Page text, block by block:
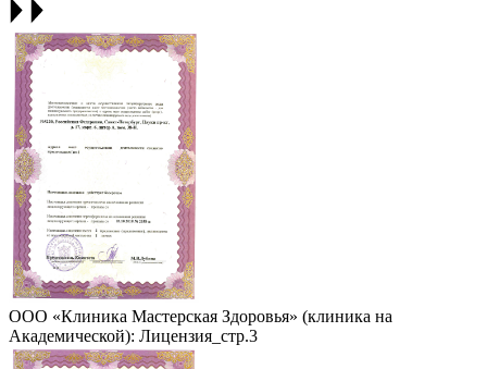
ООО «Клиника Мастерская Здоровья» (клиника на
Академической): Лицензия_стр.3